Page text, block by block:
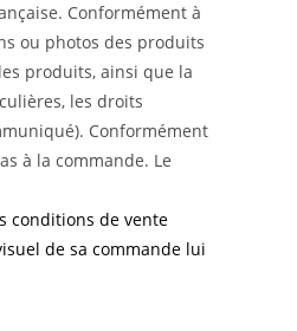
Conformément à
ou photos des produits
produits, ainsi que la
les droits
Conformément
à la commande. Le
conditions de vente
de sa commande lui